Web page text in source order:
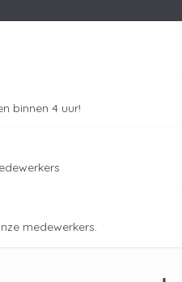
binnen 4 uur!
medewerkers.